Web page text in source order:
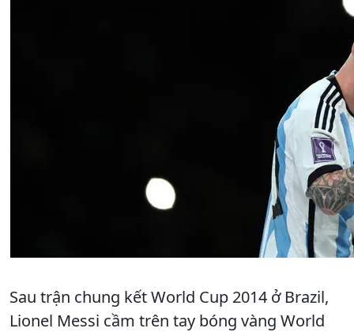
Sau trận chung kết World Cup 2014 ở Brazil,
Lionel Messi cầm trên tay bóng vàng World